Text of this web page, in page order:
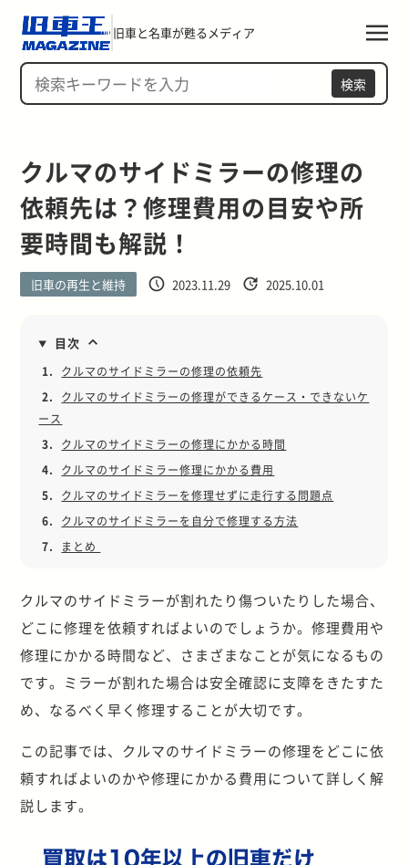
旧車と名車が甦るメディア
検索
クルマのサイドミラーの修理の
依頼先は？修理費用の目安や所
要時間も解説！
旧車の再生と維持 2023.11.29 2025.10.01
目次
1.
クルマのサイドミラーの修理の依頼先
2.
クルマのサイドミラーの修理ができるケース・できないケ
ース
3.
クルマのサイドミラーの修理にかかる時間
4.
クルマのサイドミラー修理にかかる費用
5.
クルマのサイドミラーを修理せずに走行する問題点
6.
クルマのサイドミラーを自分で修理する方法
7.
まとめ
クルマのサイドミラーが割れたり傷ついたりした場合、
どこに修理を依頼すればよいのでしょうか。修理費用や
修理にかかる時間など、さまざまなことが気になるもの
です。ミラーが割れた場合は安全確認に支障をきたすた
め、なるべく早く修理することが大切です。
この記事では、クルマのサイドミラーの修理をどこに依
頼すればよいのかや修理にかかる費用について詳しく解
説します。